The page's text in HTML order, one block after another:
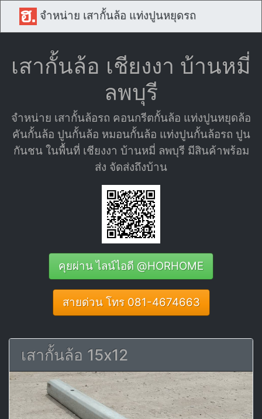
จำหน่าย เสากั้นล้อ แท่งปูนหยุดรถ
เสากั้นล้อ เชียงงา บ้านหมี่
ลพบุรี
จำหน่าย เสากั้นล้อรถ คอนกรีตกั้นล้อ แท่งปูนหยุดล้อ
คันกั้นล้อ ปูนกั้นล้อ หมอนกั้นล้อ แท่งปูนกั้นล้อรถ ปูน
กันชน ในพื้นที่ เชียงงา บ้านหมี่ ลพบุรี มีสินค้าพร้อม
ส่ง จัดส่งถึงบ้าน
คุยผ่าน ไลน์ไอดี @HORHOME
สายด่วน โทร 081-4674663
เสากั้นล้อ 15x12